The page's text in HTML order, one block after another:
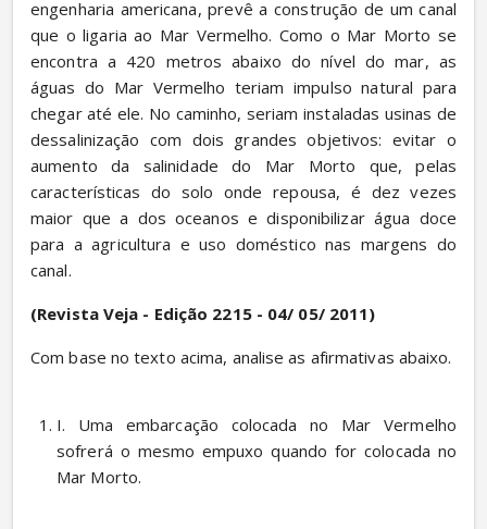
engenharia americana, prevê a construção de um canal
que o ligaria ao Mar Vermelho. Como o Mar Morto se
encontra a 420 metros abaixo do nível do mar, as
águas do Mar Vermelho teriam impulso natural para
chegar até ele. No caminho, seriam instaladas usinas de
dessalinização com dois grandes objetivos: evitar o
aumento da salinidade do Mar Morto que, pelas
características do solo onde repousa, é dez vezes
maior que a dos oceanos e disponibilizar água doce
para a agricultura e uso doméstico nas margens do
canal.
(Revista Veja - Edição 2215 - 04/ 05/ 2011)
Com base no texto acima, analise as afirmativas abaixo.
I. Uma embarcação colocada no Mar Vermelho
sofrerá o mesmo empuxo quando for colocada no
Mar Morto.